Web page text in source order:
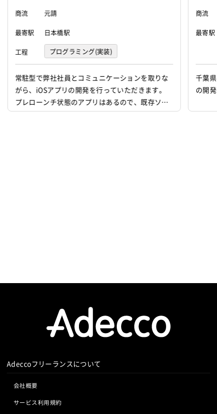
商流
元請
最寄駅 日本橋駅
工程 プログラミング(実装)
常駐型で弊社社員とコミュニケーションを取りな
がら、iOSアプリの開発を行っていただきます。
プレローンチ状態のアプリはあるので、既存ソー
スコードを読み解きながらの開発となります。
商流
最寄駅
千葉
の開
Adeccoフリーランスについて
会社概要
サービス利用規約